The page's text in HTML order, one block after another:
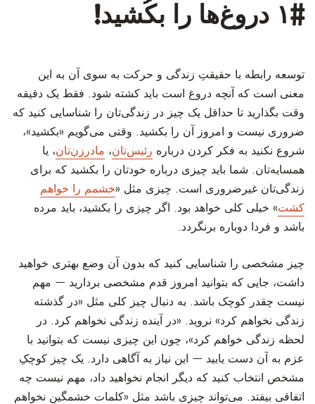
‫‫۱# دروغ‌ها را بکُشید!
‫توسعه رابطه با حقیقتِ زندگی و حرکت به سوی آن به این
معنی است که آنچه دروغ است باید کشته شود. فقط یک دقیقه
وقت بگذارید تا حداقل یک چیز در زندگی‌تان را شناسایی کنید که
ضروری نیست و امروز آن را بکشید. وقتی می‌گویم «بکشید»،
شروع نکنید به فکر کردن درباره رئیس‌تان، مادرزن‌تان، یا
همسایه‌تان. شما باید چیزی درباره خودتان را بکشید که برای
زندگی‌تان غیرضروری است. چیزی مثل «خشمم را خواهم
کشت» خیلی کلی خواهد بود. اگر چیزی را بکشید، باید مرده
باشد و فردا دوباره برنگردد.
‫چیز مشخصی را شناسایی کنید که بدون آن وضع بهتری خواهید
داشت، جایی که بتوانید امروز قدم مشخصی بردارید — مهم
نیست چقدر کوچک باشد. به دنبال چیز کلی مثل «در گذشته
زندگی نخواهم کرد» نروید. «در آینده زندگی نخواهم کرد. در
لحظه زندگی خواهم کرد»، چون این چیزی نیست که بتوانید با
عزم به آن دست یابید — این نیاز به آگاهی دارد. یک چیز کوچکِ
مشخص انتخاب کنید که دیگر انجام نخواهید داد، مهم نیست چه
اتفاقی بیفتد. می‌تواند چیزی باشد مثل «کلمات خشمگین نخواهم